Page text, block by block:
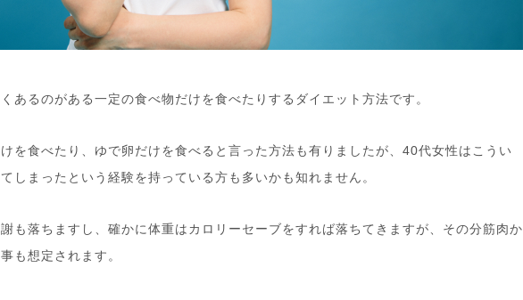
あるのがある一定の食べ物だけを食べたりするダイエット方法です。
を食べたり、ゆで卵だけを食べると言った方法も有りましたが、40代女性はこうい
しまったという経験を持っている方も多いかも知れません。
も落ちますし、確かに体重はカロリーセーブをすれば落ちてきますが、その分筋肉か
も想定されます。